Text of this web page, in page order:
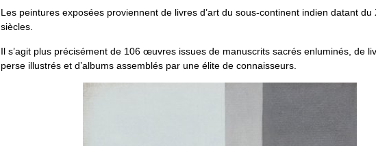
Les peintures exposées proviennent de livres d’art du sous-continent indien datant du
siècles.
Il s’agit plus précisément de 106 œuvres issues de manuscrits sacrés enluminés, de
perse illustrés et d’albums assemblés par une élite de connaisseurs.